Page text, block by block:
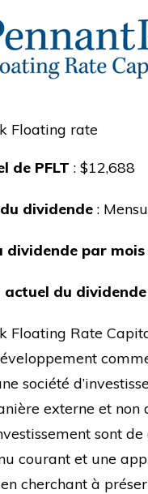
Floating rate
de PFLT : $12,688
dividende :
dividende par mois
actuel du dividende
Floating Rate
société
externe et non
sont
courant et une
cherchant à